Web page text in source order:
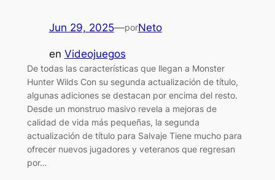
Jun 29, 2025—porNeto
en Videojuegos
De todas las características que llegan a Monster
Hunter Wilds Con su segunda actualización de título,
algunas adiciones se destacan por encima del resto.
Desde un monstruo masivo revela a mejoras de
calidad de vida más pequeñas, la segunda
actualización de título para Salvaje Tiene mucho para
ofrecer nuevos jugadores y veteranos que regresan
por…